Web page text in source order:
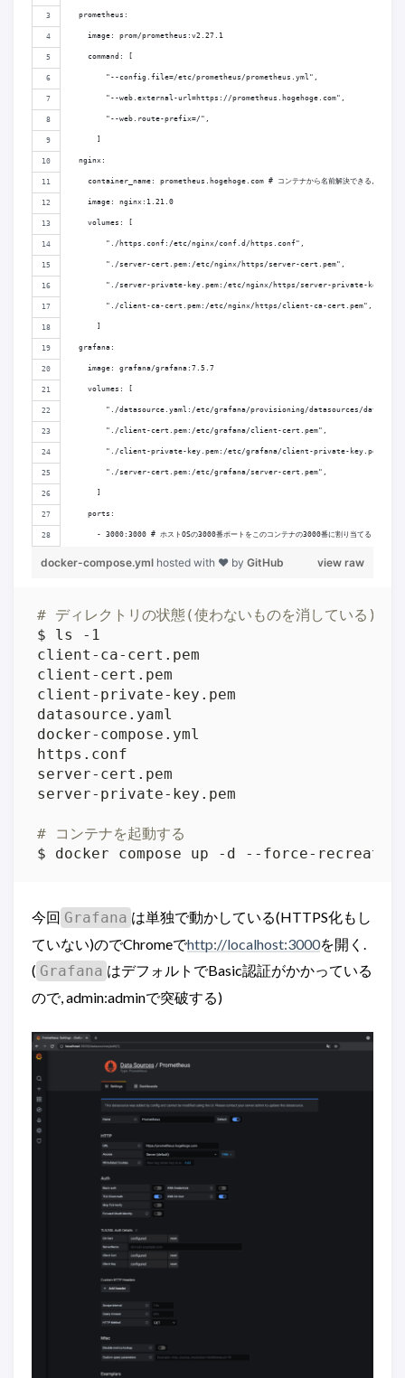
  prometheus:
    image: prom/prometheus:v2.27.1
    command: [
        "--config.file=/etc/prometheus/prometheus.yml",
        "--web.external-url=https://prometheus.hogehoge.com",
        "--web.route-prefix=/",
  nginx:
container_name: prometheus.hogehoge.com # コンテナから名前解決できるようにコン
    image: nginx:1.21.0
    volumes: [
        "./https.conf:/etc/nginx/conf.d/https.conf",
        "./server-cert.pem:/etc/nginx/https/server-cert.pem",
"./server-private-key.pem:/etc/nginx/https/server-private-
        "./client-ca-cert.pem:/etc/nginx/https/client-ca-cert.pem",
  grafana:
    image: grafana/grafana:7.5.7
    volumes: [
"./datasource.yaml:/etc/grafana/provisioning/datasources/
"./client-cert.pem:/etc/grafana/client-cert.pem",
"./client-private-key.pem:/etc/grafana/client-private-key.pem",
"./server-cert.pem:/etc/grafana/server-cert.pem",
    ports:
      - 3000:3000 # ホストOSの3000番ポートをこのコンテナの3000番に割り当てる
view raw
docker-compose.yml hosted with ❤ by GitHub
# ディレクトリの状態(使わないものを消している)
# コンテナを起動する
$ docker compose up -d --force-recreate
今回 Grafana は単独で動かしている(HTTPS化もし
ていない)のでChromeでhttp://localhost:3000を開く.
( Grafana はデフォルトでBasic認証がかかっている
ので, admin:adminで突破する)